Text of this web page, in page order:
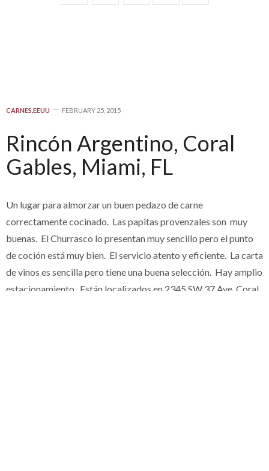
CARNES,EEUU FEBRUARY 25, 2015
Rincón Argentino, Coral
Gables, Miami, FL
Un lugar para almorzar un buen pedazo de carne
correctamente cocinado. Las papitas provenzales son muy
buenas. El Churrasco lo presentan muy sencillo pero el punto
de coción está muy bien. El servicio atento y eficiente. La carta
de vinos es sencilla pero tiene una buena selección. Hay amplio
estacionamiento. Están localizados en 2345 SW 37 Ave. Coral